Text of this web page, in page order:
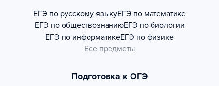
ЕГЭ по русскому языкуЕГЭ по математике
ЕГЭ по обществознаниюЕГЭ по биологии
ЕГЭ по информатикеЕГЭ по физике
Все предметы
Подготовка к ОГЭ